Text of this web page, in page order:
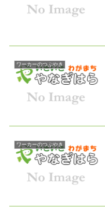
ワーカーのつぶやき
ワーカーのつぶやき